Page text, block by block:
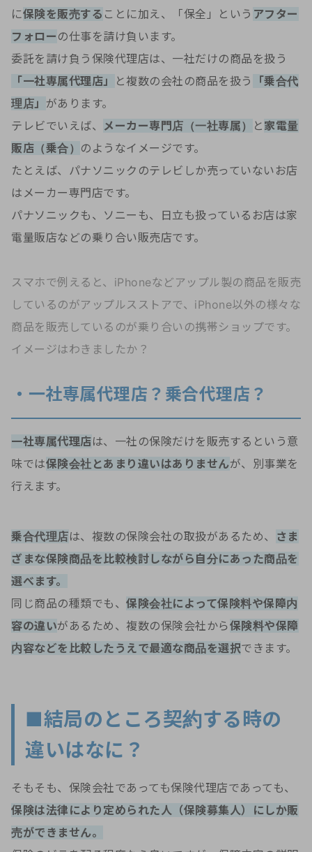
に保険を販売する ことに加え、「保全」という アフター
フォロー の仕事を請け負います。
委託を請け負う保険代理店は、一社だけの商品を扱う
「一社専属代理店」
と複数の会社の商品を扱う
「乗合代
理店」 があります。
テレビでいえば、 メーカー専門店（一社専属） と 家電量
販店（乗合） のようなイメージです。
たとえば、パナソニックのテレビしか売っていないお店
はメーカー専門店です。
パナソニックも、ソニーも、日立も扱っているお店は家
電量販店などの乗り合い販売店です。
スマホで例えると、iPhoneなどアップル製の商品を販売
しているのがアップルスストアで、iPhone以外の様々な
商品を販売しているのが乗り合いの携帯ショップです。
イメージはわきましたか？
・一社専属代理店？乗合代理店？
一社専属代理店は、一社の保険だけを販売するという意
味では保険会社とあまり違いはありませんが、別事業を
行えます。
乗合代理店は、複数の保険会社の取扱があるため、
さま
ざまな保険商品を比較検討しながら自分にあった商品を
選べます。
同じ商品の種類でも、 保険会社によって保険料や保障内
容の違いがあるため、複数の保険会社から保険料や保障
内容などを比較したうえで最適な商品を選択できます。
■結局のところ契約する時の
違いはなに？
そもそも、保険会社であっても保険代理店であっても、
保険は法律により定められた人（保険募集人）にしか販
売ができません。